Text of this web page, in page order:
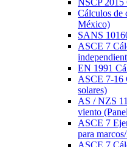
NSCP 2015
Cálculos de
México)
SANS
ASCE 7
EN 1991
ASCE 7-16
solares)
AS / NZS
viento
ASCE 7
para